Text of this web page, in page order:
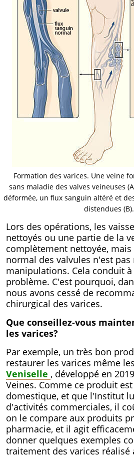
Formation des varices. Une veine
sans maladie des valves veineuses
déformée, un flux sanguin altéré et
distendues (B).
Lors des opérations, les
nettoyés ou une partie de la
complètement nettoyée,
normal des valvules n'est pas
manipulations. Cela conduit
problème. C'est pourquoi,
nous avons cessé de
chirurgical des varices.
Que conseillez-vous
les varices?
Par exemple, un très bon
restaurer les varices même
Veniselle , développé en
Veines. Comme ce produit
domestique, et que l'Institut
d'activités commerciales, il
on le compare aux produits
pharmacie, et il agit
donner quelques exemples
traitement des varices réalisé